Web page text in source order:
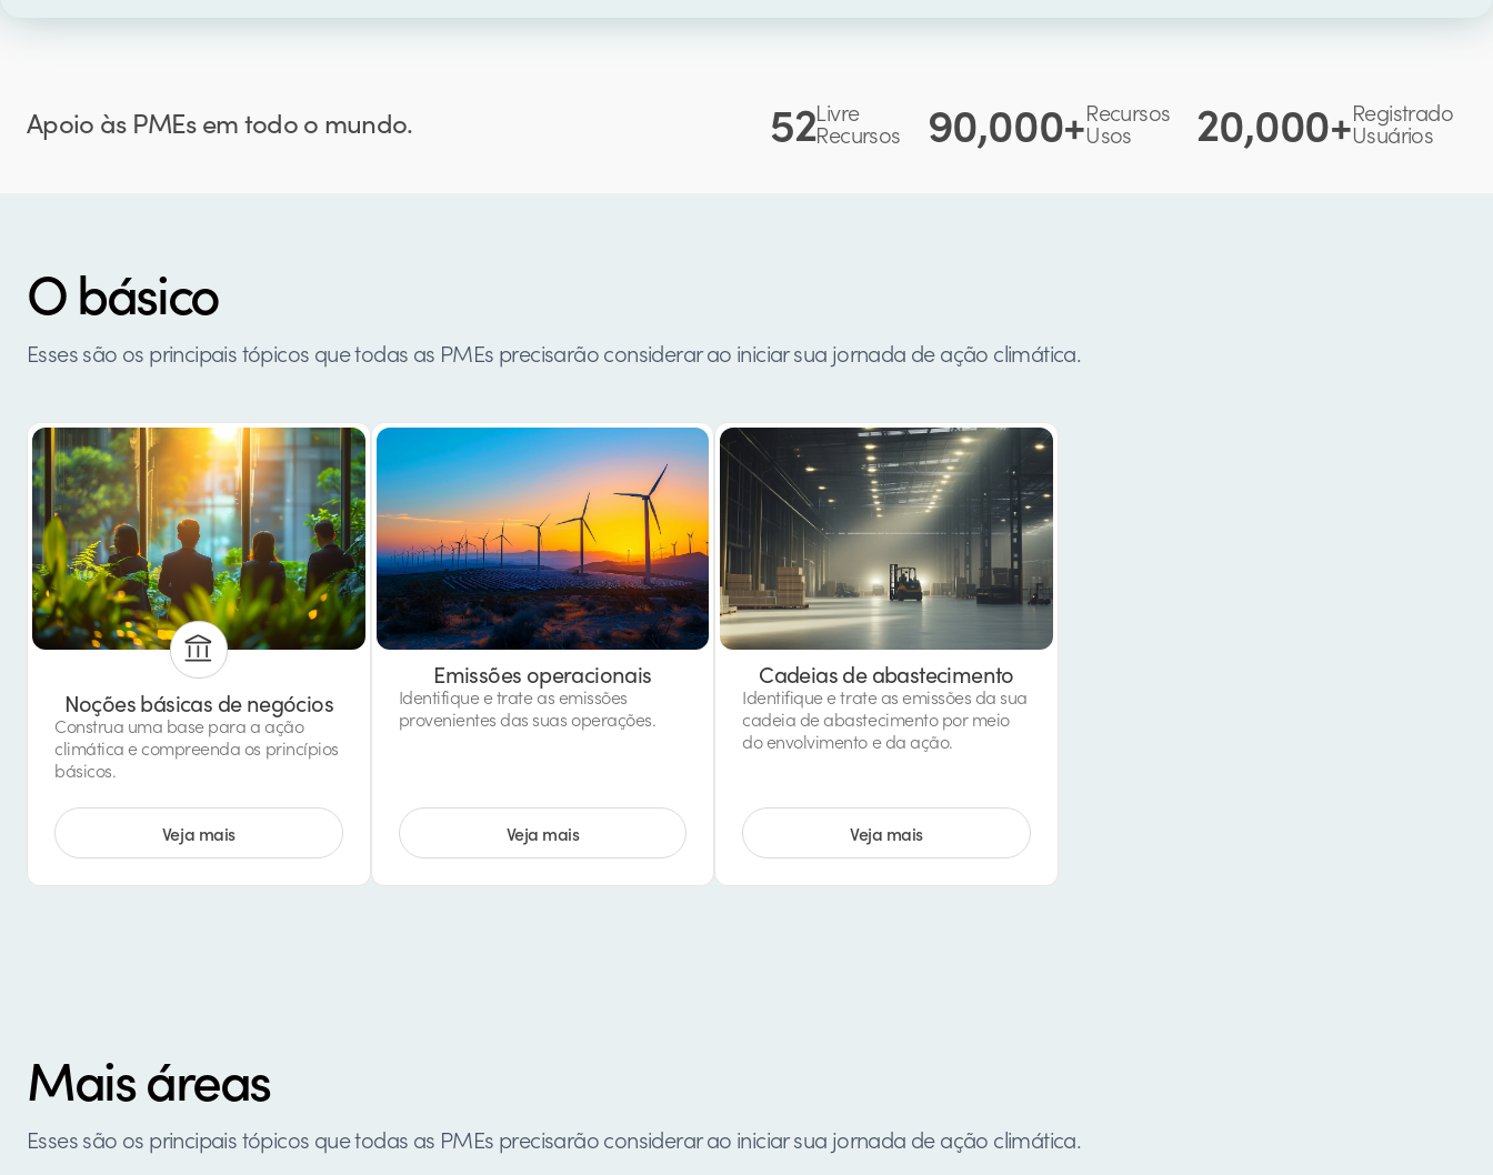
Apoio às PMEs em todo o mundo. 52Livre
Recursos 90,000+Recursos
Usos 20,000+Registrado
Usuários
O básico
Esses são os principais tópicos que todas as PMEs precisarão considerar ao iniciar sua jornada de ação climática.
Noções básicas de negócios
Construa uma base para a ação
climática e compreenda os princípios
básicos.
Veja mais
Emissões operacionais
Identifique e trate as emissões
provenientes das suas operações.
Veja mais
Cadeias de abastecimento
Identifique e trate as emissões da sua
cadeia de abastecimento por meio
do envolvimento e da ação.
Veja mais
Mais áreas
Esses são os principais tópicos que todas as PMEs precisarão considerar ao iniciar sua jornada de ação climática.